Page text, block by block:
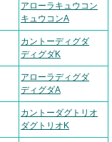
アローラキュウコン
キュウコンA
カントーディグダ
ディグダK
アローラディグダ
ディグダA
カントーダグトリオ
ダグトリオK